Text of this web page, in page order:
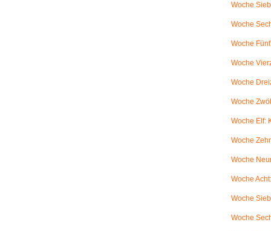
Woche
Woche
Woche
Woche
Woche
Woche
Woche Elf:
Woche
Woche
Woche
Woche
Woche